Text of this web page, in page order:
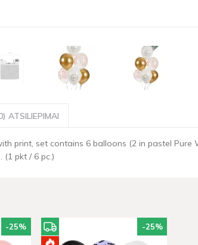
ATSILIEPIMAI
print, set contains 6 balloons (2 in pastel
(1 pkt / 6 pc.)
-25% -25%